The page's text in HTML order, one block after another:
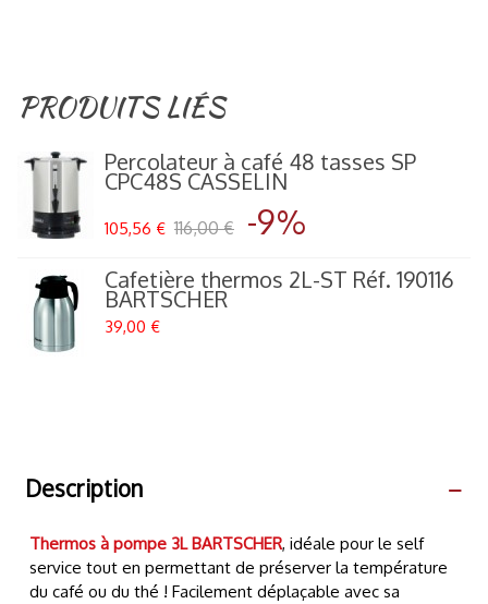
PRODUITS LIÉS
Percolateur à café 48 tasses SP
CPC48S CASSELIN
105,56 € 116,00 € -9%
Cafetière thermos 2L-ST Réf. 190116
BARTSCHER
39,00 €
Description
Thermos à pompe 3LBARTSCHER, idéale pour le self
service tout en permettant de préserver la température
du café ou du thé ! Facilement déplaçable avec sa